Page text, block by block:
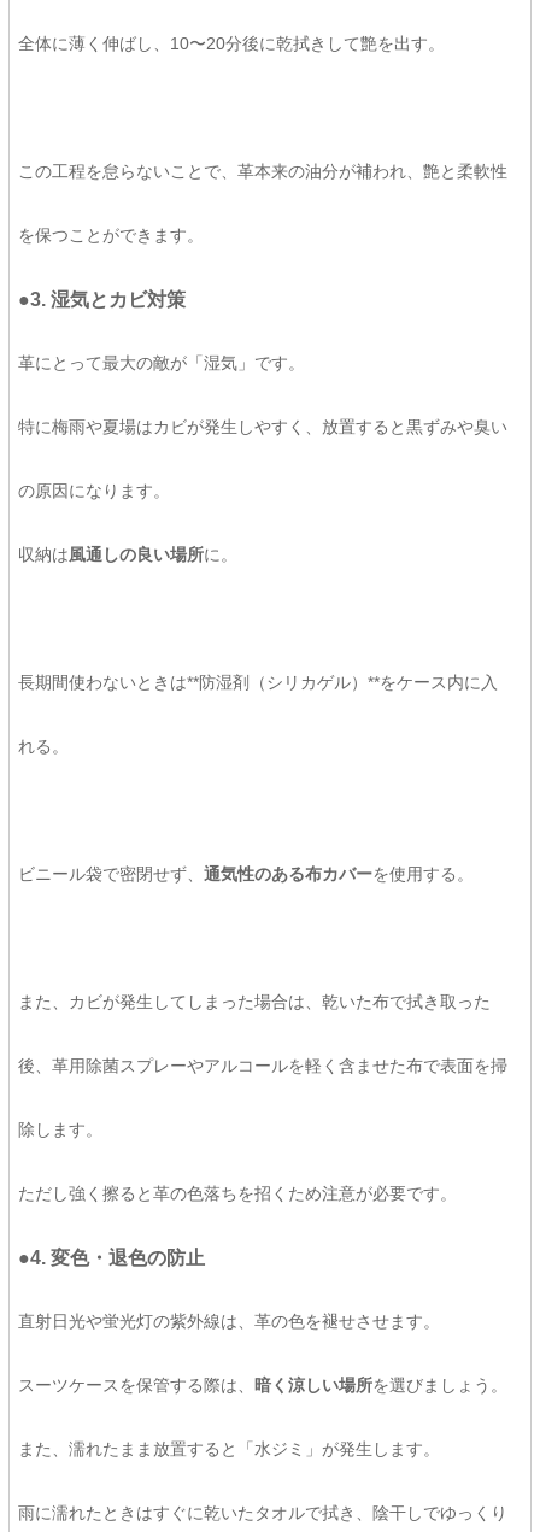
全体に薄く伸ばし、10〜20分後に乾拭きして艶を出す。
この工程を怠らないことで、革本来の油分が補われ、艶と柔軟性
を保つことができます。
●3. 湿気とカビ対策
革にとって最大の敵が「湿気」です。
特に梅雨や夏場はカビが発生しやすく、放置すると黒ずみや臭い
の原因になります。
収納は風通しの良い場所に。
長期間使わないときは**防湿剤（シリカゲル）**をケース内に入
れる。
ビニール袋で密閉せず、 通気性のある布カバーを使用する。
また、カビが発生してしまった場合は、乾いた布で拭き取った
後、革用除菌スプレーやアルコールを軽く含ませた布で表面を掃
除します。
ただし強く擦ると革の色落ちを招くため注意が必要です。
●4. 変色・退色の防止
直射日光や蛍光灯の紫外線は、革の色を褪せさせます。
スーツケースを保管する際は、 暗く涼しい場所を選びましょう。
また、濡れたまま放置すると「水ジミ」が発生します。
雨に濡れたときはすぐに乾いたタオルで拭き、陰干しでゆっくり